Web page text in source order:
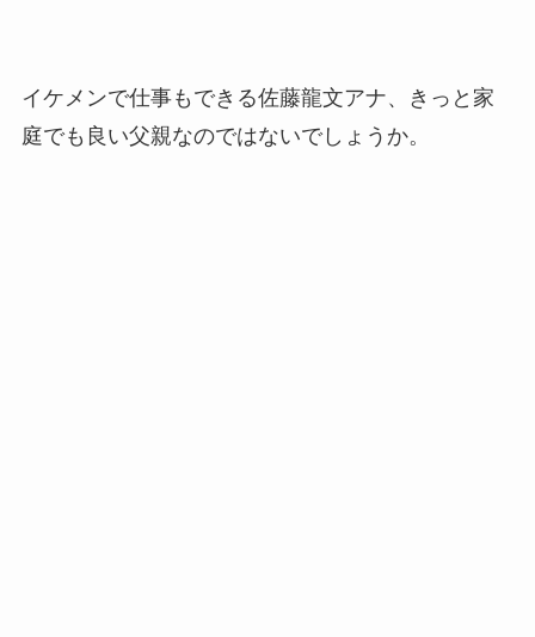
イケメンで仕事もできる佐藤龍文アナ、きっと家
庭でも良い父親なのではないでしょうか。